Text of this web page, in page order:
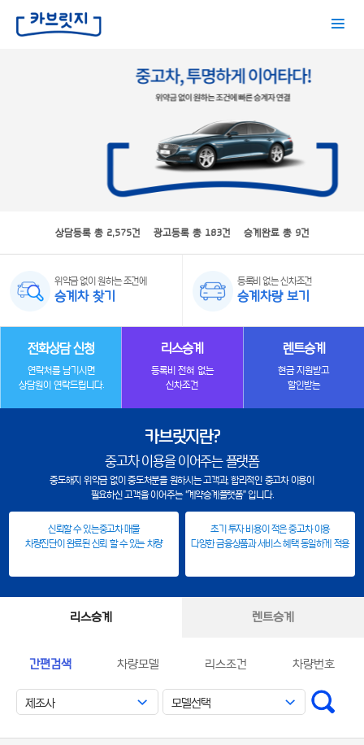
상담등록 총 2,575건 광고등록 총 183건 승계완료 총 9건
위약금 없이 원하는 조건에
승계차 찾기
등록비 없는 신차조건
승계차량 보기
전화상담 신청
연락처를 남기시면
상담원이 연락드립니다.
리스승계
등록비 전혀 없는
신차조건
렌트승계
현금 지원받고
할인받는
카브릿지란?
중고차 이용을 이어주는 플랫폼
중도해지 위약금 없이 중도처분을 원하시는 고객과, 합리적인 중고차 이용이
필요하신 고객을 이어주는 “계약승계플랫폼” 입니다.
신뢰할 수 있는중고차 매물
차량진단이 완료된 신뢰 할 수 있는 차량
초기 투자 비용이 적은 중고차 이용
다양한 금융상품과 서비스 혜택 동일하게 적용
리스승계 렌트승계
간편검색 차량모델 리스조건 차량번호